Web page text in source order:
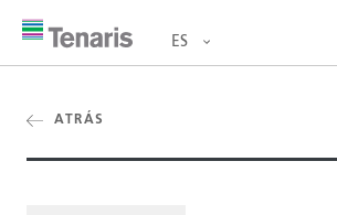
y Servicios
ES
ATRÁS